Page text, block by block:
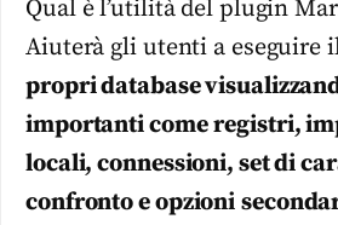
Qual è l’utilità del plugin
Aiuterà gli utenti a eseguire
propri database
importanti comeregistri,
locali, connessioni, set di
confronto e opzioni